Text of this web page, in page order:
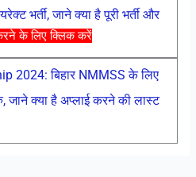
करने के लिए क्लिक करें
भर्ती, जाने क्या है पूरी भर्ती और
2024: बिहार NMMSS के लिए
क्या है अप्लाई करने की लास्ट